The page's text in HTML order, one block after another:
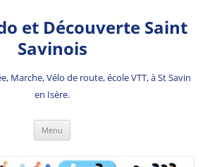
et Découverte Saint
Savinois
Marche, Vélo de route, école VTT, à St Savin
en Isère.
Menu